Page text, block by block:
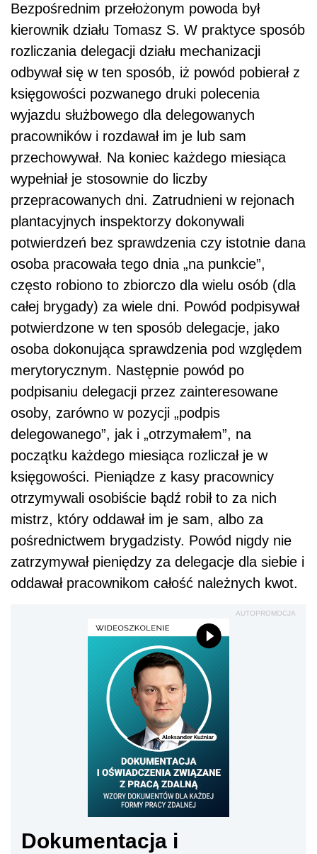
Bezpośrednim przełożonym powoda był
kierownik działu Tomasz S. W praktyce sposób
rozliczania delegacji działu mechanizacji
odbywał się w ten sposób, iż powód pobierał z
księgowości pozwanego druki polecenia
wyjazdu służbowego dla delegowanych
pracowników i rozdawał im je lub sam
przechowywał. Na koniec każdego miesiąca
wypełniał je stosownie do liczby
przepracowanych dni. Zatrudnieni w rejonach
plantacyjnych inspektorzy dokonywali
potwierdzeń bez sprawdzenia czy istotnie dana
osoba pracowała tego dnia „na punkcie”,
często robiono to zbiorczo dla wielu osób (dla
całej brygady) za wiele dni. Powód podpisywał
potwierdzone w ten sposób delegacje, jako
osoba dokonująca sprawdzenia pod względem
merytorycznym. Następnie powód po
podpisaniu delegacji przez zainteresowane
osoby, zarówno w pozycji „podpis
delegowanego”, jak i „otrzymałem”, na
początku każdego miesiąca rozliczał je w
księgowości. Pieniądze z kasy pracownicy
otrzymywali osobiście bądź robił to za nich
mistrz, który oddawał im je sam, albo za
pośrednictwem brygadzisty. Powód nigdy nie
zatrzymywał pieniędzy za delegacje dla siebie i
oddawał pracownikom całość należnych kwot.
AUTOPROMOCJA
Dokumentacja i